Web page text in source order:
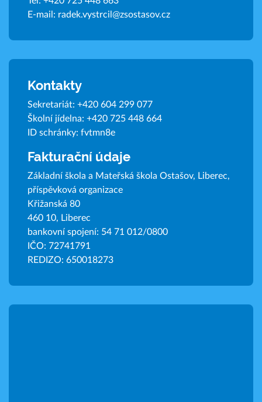
E-mail: radek.vystrcil@zsostasov.cz
Kontakty
Sekretariát: +420 604 299 077
Školní jídelna: +420 725 448 664
ID schránky: fvtmn8e
Fakturační údaje
Základní škola a Mateřská škola Ostašov, Liberec,
příspěvková organizace
Křižanská 80
460 10, Liberec
bankovní spojení: 54 71 012/0800
IČO: 72741791
REDIZO: 650018273